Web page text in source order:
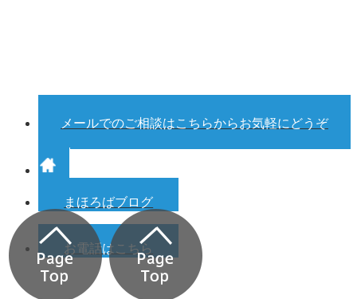
メールでのご相談はこちらからお気軽にどうぞ
まほろばブログ
お電話はこちら